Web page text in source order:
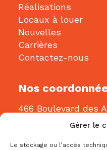
Gérer le
Le stockage ou l’accès
Réalisations
Locaux à louer
Nouvelles
Carrières
Contactez-nous
Nos
466 Boulevard des
Gatineau, QC J8R
Courriel: